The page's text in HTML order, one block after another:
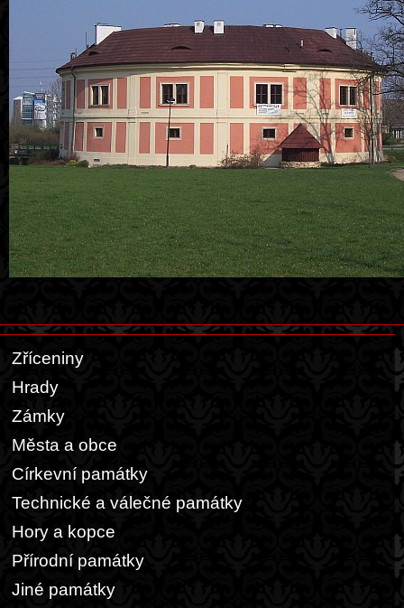
Zříceniny
Hrady
Zámky
Města a obce
Církevní památky
Technické a válečné památky
Hory a kopce
Přírodní památky
Jiné památky